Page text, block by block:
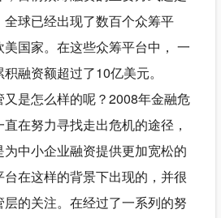
球已经出现了数百个众筹平
国家。在这些众筹平台中， 一
融资额超过了10亿美元。
是怎么样的呢？2008年金融危
在努力寻找走出危机的途径，
中小企业融资提供更加宽松的
在这样的背景下出现的，并很
的关注。在经过了一系列的努